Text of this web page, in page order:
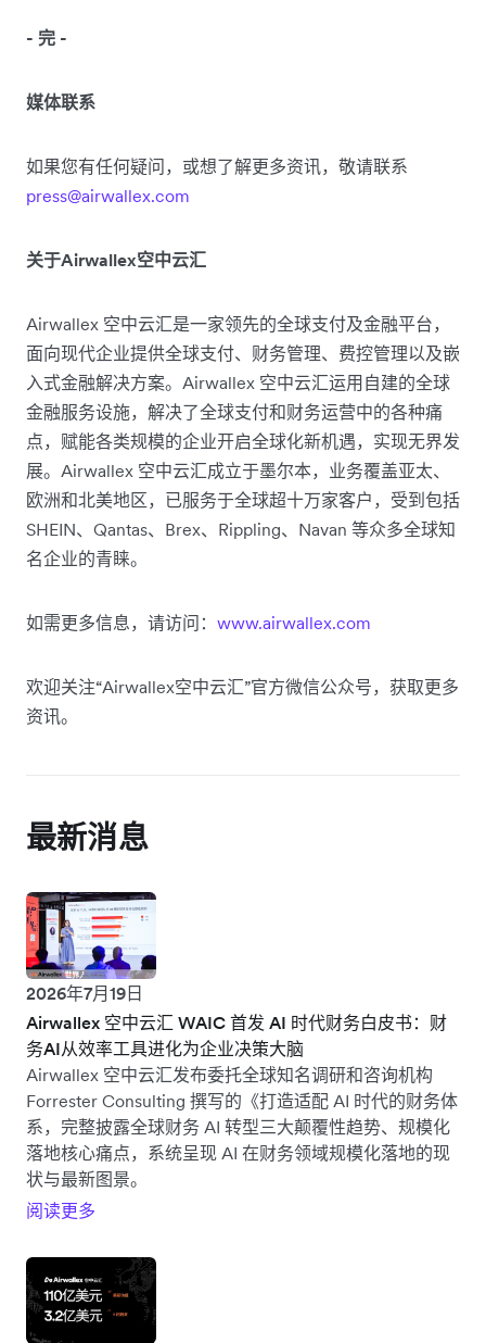
- 完 -
媒体联系
如果您有任何疑问，或想了解更多资讯，敬请联系
press@airwallex.com
关于Airwallex空中云汇
Airwallex 空中云汇是一家领先的全球支付及金融平台，
面向现代企业提供全球支付、财务管理、费控管理以及嵌
入式金融解决方案。Airwallex 空中云汇运用自建的全球
金融服务设施，解决了全球支付和财务运营中的各种痛
点，赋能各类规模的企业开启全球化新机遇，实现无界发
展。Airwallex 空中云汇成立于墨尔本，业务覆盖亚太、
欧洲和北美地区，已服务于全球超十万家客户，受到包括
SHEIN、Qantas、Brex、Rippling、Navan 等众多全球知
名企业的青睐。
如需更多信息，请访问： www.airwallex.com
欢迎关注“Airwallex空中云汇”官方微信公众号，获取更多
资讯。
最新消息
2026年7月19日
Airwallex 空中云汇 WAIC 首发 AI 时代财务白皮书：财
务AI从效率工具进化为企业决策大脑
Airwallex 空中云汇发布委托全球知名调研和咨询机构
Forrester Consulting 撰写的《打造适配 AI 时代的财务体
系，完整披露全球财务 AI 转型三大颠覆性趋势、规模化
落地核心痛点，系统呈现 AI 在财务领域规模化落地的现
状与最新图景。
阅读更多